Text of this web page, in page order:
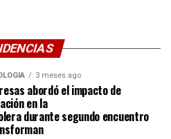
3 meses ago
abordó el impacto de
en la
durante segundo encuentro